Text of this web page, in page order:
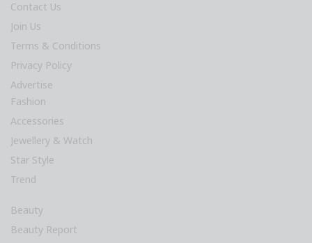
Contact Us
Join Us
Terms & Conditions
Privacy Policy
Advertise
Fashion
Accessories
Jewellery & Watch
Star Style
Trend
Beauty
Beauty Report